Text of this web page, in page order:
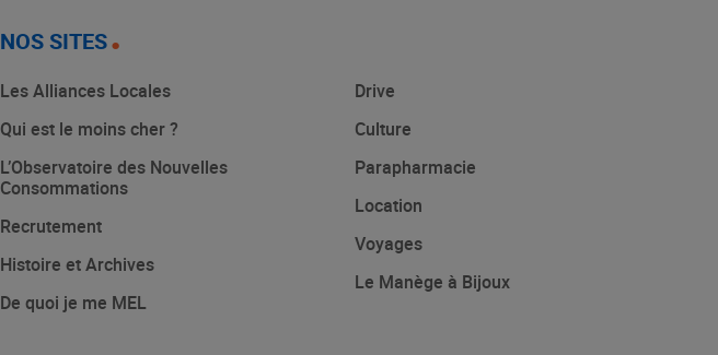
NOS SITES
Les Alliances Locales
Qui est le moins cher ?
L’Observatoire des Nouvelles
Consommations
Recrutement
Histoire et Archives
De quoi je me MEL
Drive
Culture
Parapharmacie
Location
Voyages
Le Manège à Bijoux